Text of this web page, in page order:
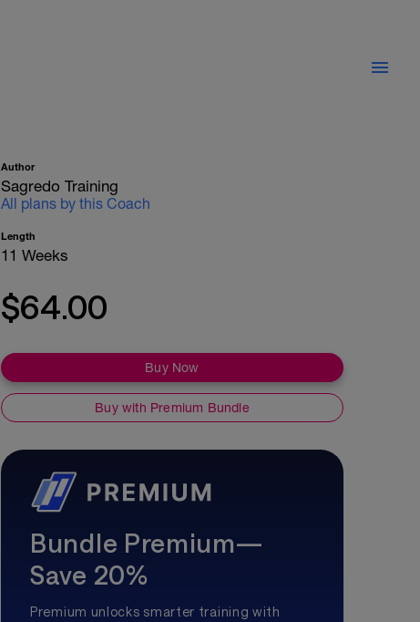
Author
Sagredo Training
All plans by this Coach
Length
11 Weeks
$64.00
Buy Now
Buy with Premium Bundle
Bundle Premium—
Save 20%
Premium unlocks smarter training with